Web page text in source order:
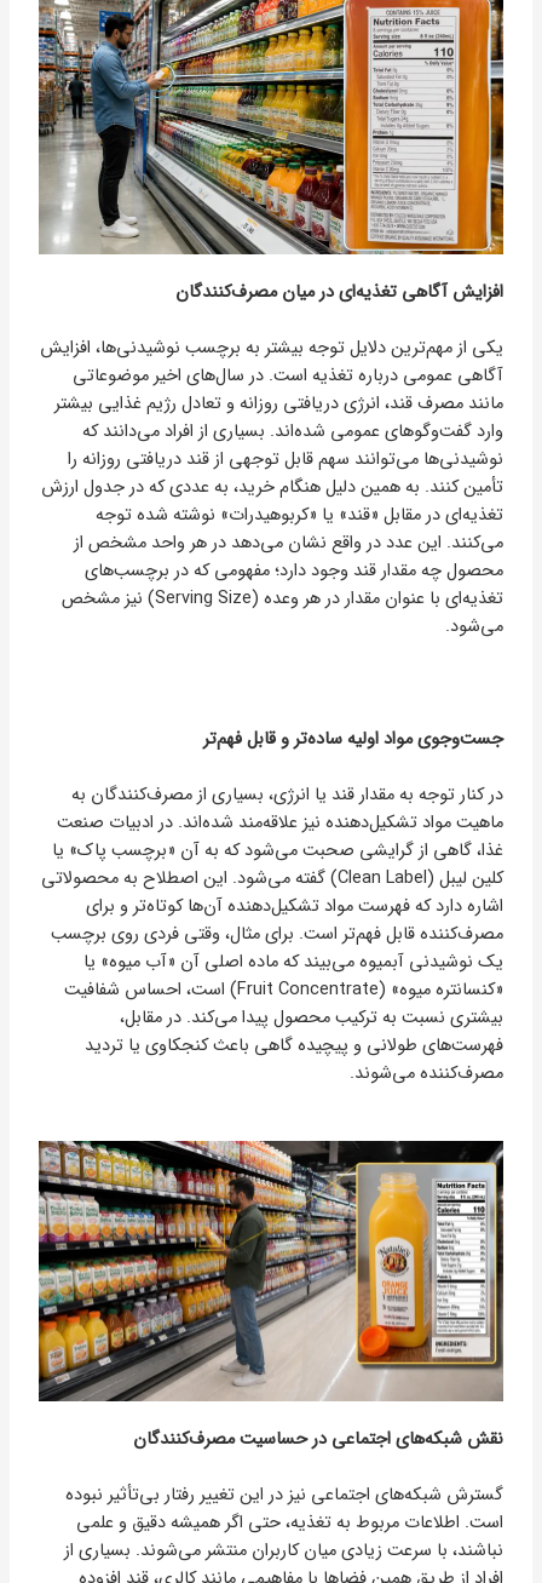
افزایش آگاهی تغذیه‌ای در میان مصرف‌کنندگان
یکی از مهم‌ترین دلایل توجه بیشتر به برچسب نوشیدنی‌ها، افزایش
آگاهی عمومی درباره تغذیه است. در سال‌های اخیر موضوعاتی
مانند مصرف قند، انرژی دریافتی روزانه و تعادل رژیم غذایی بیشتر
وارد گفت‌وگوهای عمومی شده‌اند. بسیاری از افراد می‌دانند که
نوشیدنی‌ها می‌توانند سهم قابل توجهی از قند دریافتی روزانه را
تأمین کنند. به همین دلیل هنگام خرید، به عددی که در جدول ارزش
تغذیه‌ای در مقابل «قند» یا «کربوهیدرات» نوشته شده توجه
می‌کنند. این عدد در واقع نشان می‌دهد در هر واحد مشخص از
محصول چه مقدار قند وجود دارد؛ مفهومی که در برچسب‌های
تغذیه‌ای با عنوان مقدار در هر وعده (Serving Size) نیز مشخص
می‌شود.
جست‌وجوی مواد اولیه ساده‌تر و قابل فهم‌تر
در کنار توجه به مقدار قند یا انرژی، بسیاری از مصرف‌کنندگان به
ماهیت مواد تشکیل‌دهنده نیز علاقه‌مند شده‌اند. در ادبیات صنعت
غذا، گاهی از گرایشی صحبت می‌شود که به آن «برچسب پاک» یا
کلین لیبل (Clean Label) گفته می‌شود. این اصطلاح به محصولاتی
اشاره دارد که فهرست مواد تشکیل‌دهنده آن‌ها کوتاه‌تر و برای
مصرف‌کننده قابل فهم‌تر است. برای مثال، وقتی فردی روی برچسب
یک نوشیدنی آبمیوه می‌بیند که ماده اصلی آن «آب میوه» یا
«کنسانتره میوه» (Fruit Concentrate) است، احساس شفافیت
بیشتری نسبت به ترکیب محصول پیدا می‌کند. در مقابل،
فهرست‌های طولانی و پیچیده گاهی باعث کنجکاوی یا تردید
مصرف‌کننده می‌شوند.
نقش شبکه‌های اجتماعی در حساسیت مصرف‌کنندگان
گسترش شبکه‌های اجتماعی نیز در این تغییر رفتار بی‌تأثیر نبوده
است. اطلاعات مربوط به تغذیه، حتی اگر همیشه دقیق و علمی
نباشند، با سرعت زیادی میان کاربران منتشر می‌شوند. بسیاری از